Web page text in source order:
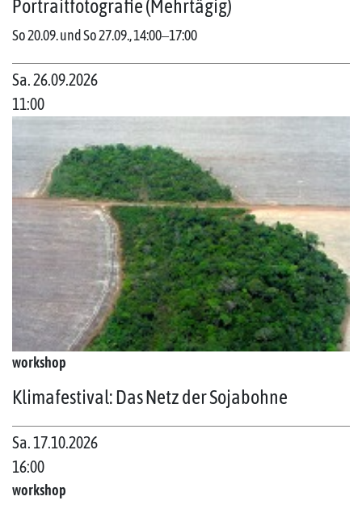
Portraitfotografie (Mehrtägig)
So 20.09. und So 27.09., 14:00‒17:00
Sa. 26.09.2026
11:00
workshop
Klimafestival: Das Netz der Sojabohne
Sa. 17.10.2026
16:00
workshop